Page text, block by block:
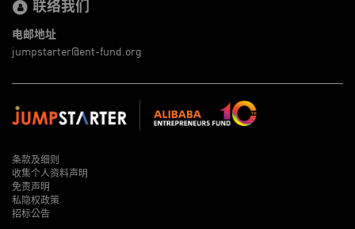
联络我们
电邮地址
jumpstarter@ent-fund.org
条款及细则
收集个人资料声明
免责声明
私隐权政策
招标公告